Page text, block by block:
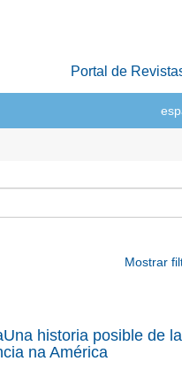
Portal de
Mostrar
historia posible de
na América